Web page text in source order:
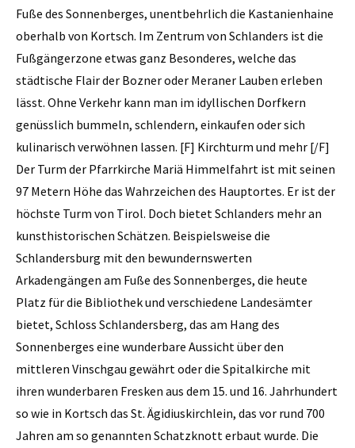
Fuße des Sonnenberges, unentbehrlich die Kastanienhaine
oberhalb von Kortsch. Im Zentrum von Schlanders ist die
Fußgängerzone etwas ganz Besonderes, welche das
städtische Flair der Bozner oder Meraner Lauben erleben
lässt. Ohne Verkehr kann man im idyllischen Dorfkern
genüsslich bummeln, schlendern, einkaufen oder sich
kulinarisch verwöhnen lassen. [F] Kirchturm und mehr [/F]
Der Turm der Pfarrkirche Mariä Himmelfahrt ist mit seinen
97 Metern Höhe das Wahrzeichen des Hauptortes. Er ist der
höchste Turm von Tirol. Doch bietet Schlanders mehr an
kunsthistorischen Schätzen. Beispielsweise die
Schlandersburg mit den bewundernswerten
Arkadengängen am Fuße des Sonnenberges, die heute
Platz für die Bibliothek und verschiedene Landesämter
bietet, Schloss Schlandersberg, das am Hang des
Sonnenberges eine wunderbare Aussicht über den
mittleren Vinschgau gewährt oder die Spitalkirche mit
ihren wunderbaren Fresken aus dem 15. und 16. Jahrhundert
so wie in Kortsch das St. Ägidiuskirchlein, das vor rund 700
Jahren am so genannten Schatzknott erbaut wurde. Die